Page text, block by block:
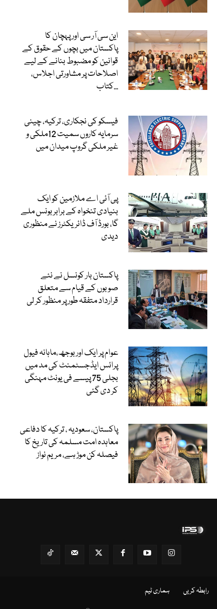
این سی آر سی اور پہچان کا
پاکستان میں بچوں کے حقوق کے
قوانین کو مضبوط بنانے کے لیے
اصلاحات پر مشاورتی اجلاس،
کتاب...
فیسکو کی نجکاری، ترکیہ، چینی
سرمایہ کاروں سمیت 12ملکی و
غیر ملکی گروپ میدان میں
پی آئی اے ملازمین کو ایک
بنیادی تنخواہ کے برابر بونس ملے
گا، بورڈ آف ڈائریکٹرز نے منظوری
دیدی
پاکستان بار کونسل نے نئے
صوبوں کے قیام سے متعلق
قرارداد متفقہ طور پر منظور کر لی
عوام پر ایک اور بوجھ،ماہانہ فیول
پرائس ایڈجسٹمنٹ کی مد میں
بجلی 75 پیسے فی یونٹ مہنگی
کر دی گئی
پاکستان، سعودیہ ، ترکیہ کا دفاعی
معاہدہ امت مسلمہ کی تاریخ کا
فیصلہ کن موڑ ہے، مریم نواز
رابطہ کریں ہماری ٹیم